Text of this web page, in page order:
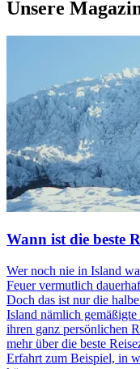
Unsere
Wann ist die beste
Wer noch nie in Island
Feuer vermutlich
Doch das ist nur die
Island nämlich gemäßigte
ihren ganz persönlichen
mehr über die beste
Erfahrt zum Beispiel, in